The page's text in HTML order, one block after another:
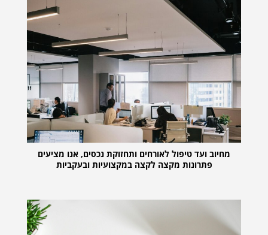
מחיוב ועד טיפול לאורחים ותחזוקת נכסים, אנו מציעים
פתרונות מקצה לקצה במקצועיות ובעקביות